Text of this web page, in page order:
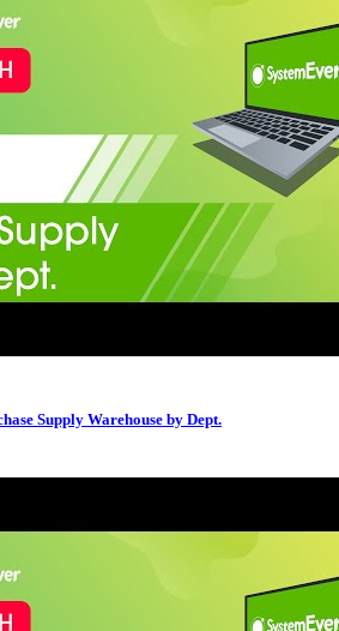
Supply Warehouse by Dept.